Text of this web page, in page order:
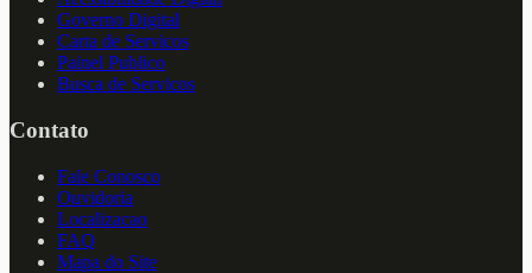
Governo Digital
Carta de Servicos
Painel Publico
Busca de Servicos
Contato
Fale Conosco
Ouvidoria
Localizacao
FAQ
Mapa do Site